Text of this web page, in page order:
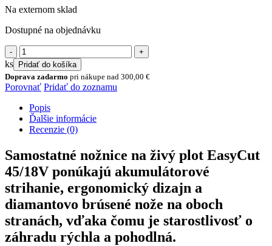
Na externom sklad
Dostupné na objednávku
množstvo
Akumulátorové
nožnice
na
živý
EasyCut
45/18V
bez
akumulátora
ks
Pridať do košíka
Doprava zadarmo pri nákupe nad 300,00 €
Porovnať Pridať do zoznamu
Popis
Ďalšie informácie
Recenzie (0)
Samostatné nožnice na živý plot EasyCut
45/18V ponúkajú akumulátorové
strihanie, ergonomický dizajn a
diamantovo brúsené nože na oboch
stranách, vďaka čomu je starostlivosť o
záhradu rýchla a pohodlná.